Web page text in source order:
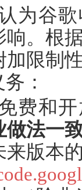
为谷
。根
限制
：
费和
做法一
来版本